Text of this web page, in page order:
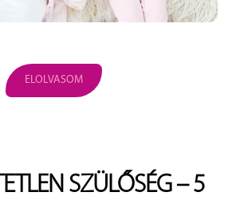
ELOLVASOM
SZÜLŐSÉG – 5